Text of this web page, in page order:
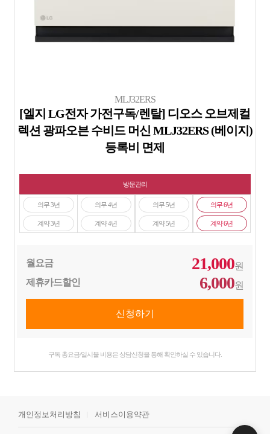
MLJ32ERS
[엘지 LG전자 가전구독/렌탈] 디오스 오브제컬
렉션 광파오븐 수비드 머신 MLJ32ERS (베이지)
등록비 면제
방문관리
의무 3년
계약 3년
의무 4년
계약 4년
의무 5년
계약 5년
의무 6년
계약 6년
월요금 21,000원
제휴카드할인
6,000원
구독 총요금/일시불 비용은 상담신청을 통해 확인하실 수 있습니다.
개인정보처리방침 서비스이용약관